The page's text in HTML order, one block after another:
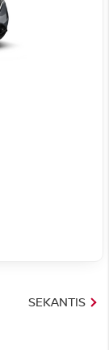
SEKANTIS